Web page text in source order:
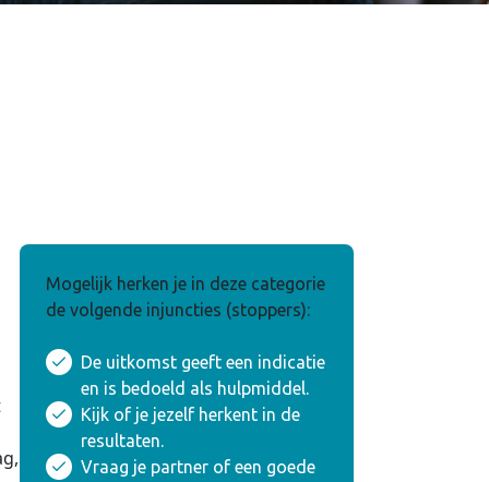
Mogelijk herken je in deze categorie
de volgende injuncties (stoppers):
De uitkomst geeft een indicatie
en is bedoeld als hulpmiddel.
Kijk of je jezelf herkent in de
resultaten.
Vraag je partner of een goede